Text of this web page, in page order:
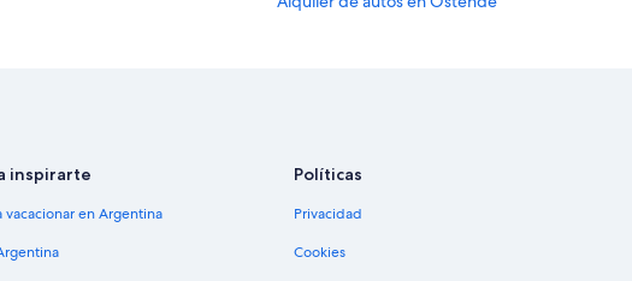
inspirarte
vacacionar en Argentina
Políticas
Privacidad
Cookies